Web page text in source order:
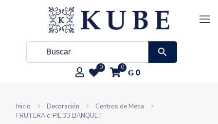
0 0 ₲0
Inicio Decoración
Centros de Mesa
FRUTERA c-PIE 33 BANQUET